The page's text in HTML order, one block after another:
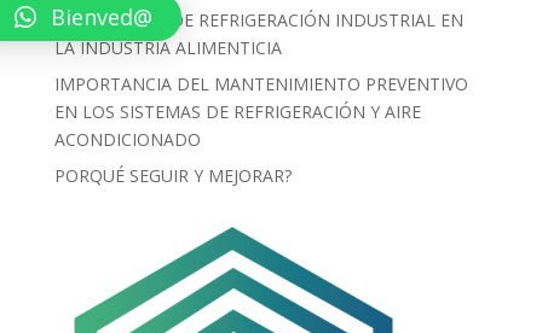
LOS EQUIPOS DE REFRIGERACIÓN INDUSTRIAL EN
LA INDUSTRIA ALIMENTICIA
IMPORTANCIA DEL MANTENIMIENTO PREVENTIVO
EN LOS SISTEMAS DE REFRIGERACIÓN Y AIRE
ACONDICIONADO
PORQUÉ SEGUIR Y MEJORAR?
Bienved@